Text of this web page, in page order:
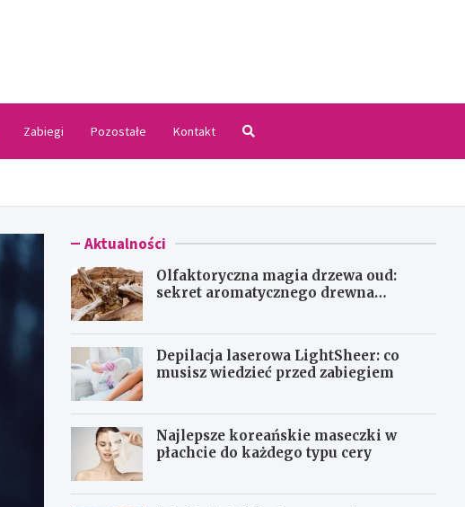
Zabiegi Pozostałe Kontakt
Aktualności
Olfaktoryczna magia drzewa oud:
sekret aromatycznego drewna
Depilacja laserowa LightSheer: co
musisz wiedzieć przed zabiegiem
Najlepsze koreańskie maseczki w
płachcie do każdego typu cery